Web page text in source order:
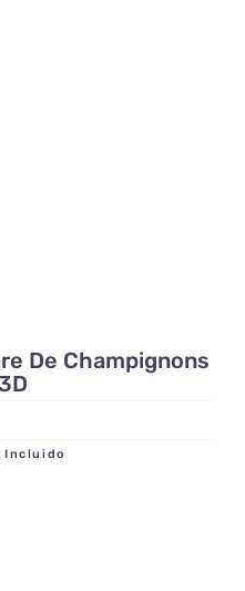
De Champignons
Incluido